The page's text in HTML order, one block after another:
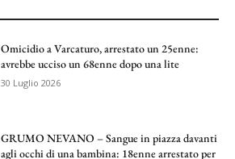
Omicidio a Varcaturo, arrestato un 25enne:
avrebbe ucciso un 68enne dopo una lite
30 Luglio 2026
GRUMO NEVANO – Sangue in piazza davanti
agli occhi di una bambina: 18enne arrestato per